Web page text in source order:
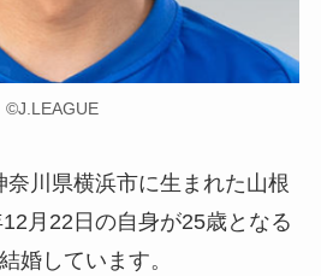
©︎J.LEAGUE
川県横浜市に生まれた山根
月22日の自身が25歳となる
婚しています。